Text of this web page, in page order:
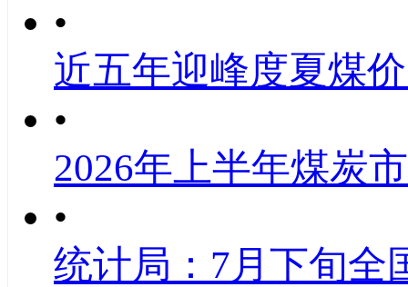
•
近五年迎峰度夏煤
•
2026年上半年煤炭
•
统计局：7月下旬全